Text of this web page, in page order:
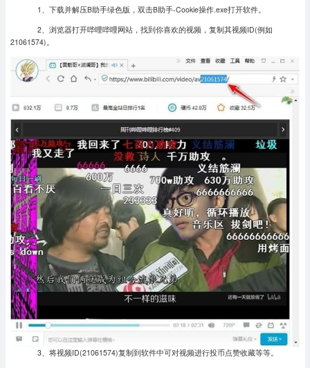
1、下载并解压B助手绿色版，双击B助手-Cookie操作.exe打开软件。
2、浏览器打开哔哩哔哩网站，找到你喜欢的视频，复制其视频ID(例如
21061574)。
3、将视频ID(21061574)复制到软件中可对视频进行投币点赞收藏等等。